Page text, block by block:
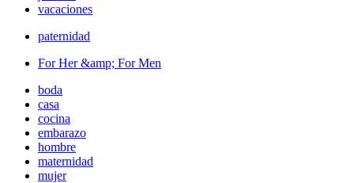
vacaciones
paternidad
For Her &amp; For Men
boda
casa
cocina
embarazo
hombre
maternidad
mujer